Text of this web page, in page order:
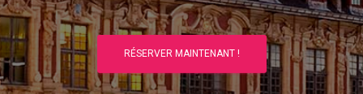
RÉSERVER MAINTENANT !